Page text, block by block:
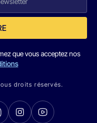
que vous acceptez nos
droits réservés.